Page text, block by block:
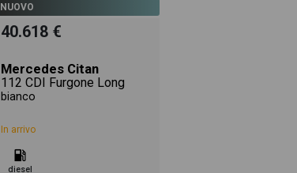
NUOVO
40.618 €
Mercedes Citan
112 CDI Furgone Long
bianco
In arrivo
diesel